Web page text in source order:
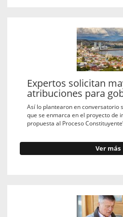
Expertos solicitan
atribuciones para
Así lo plantearon en conversatorio
que se enmarca en el proyecto de
propuesta al Proceso
Ver más